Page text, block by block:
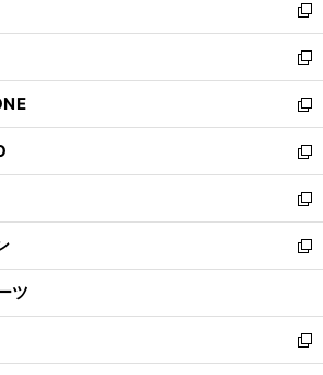
く
で
開
く
ド
ウ
で
開
く
ィ
ン
ド
ウ
で
開
く
い
ウ
ィ
ン
ド
ウ
で
開
く
新
し
い
ウ
ィ
ン
ド
ウ
で
開
く
新
し
い
ウ
ィ
ン
ド
ウ
で
開
新
し
い
ウ
ィ
ン
ド
ウ
開
く
新
し
い
ウ
ィ
ン
ウ
で
開
新
し
い
ウ
ン
ド
ウ
新
し
ウ
ィ
ン
ツ
新
し